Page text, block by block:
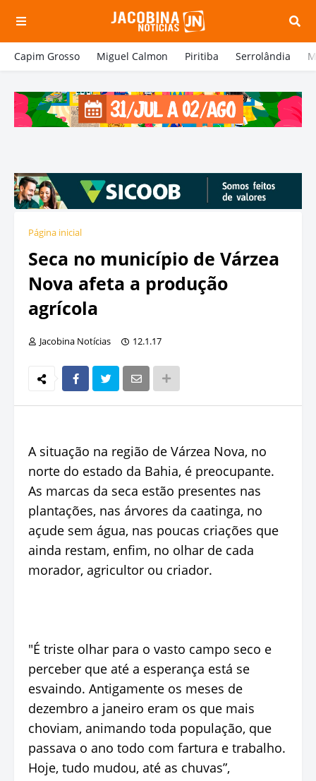
Capim Grosso Miguel Calmon Piritiba Serrolândia
Página inicial
Seca no município de Várzea
Nova afeta a produção
agrícola
Jacobina Notícias 12.1.17
A situação na região de Várzea Nova, no
norte do estado da Bahia, é preocupante.
As marcas da seca estão presentes nas
plantações, nas árvores da caatinga, no
açude sem água, nas poucas criações que
ainda restam, enfim, no olhar de cada
morador, agricultor ou criador.
"É triste olhar para o vasto campo seco e
perceber que até a esperança está se
esvaindo. Antigamente os meses de
dezembro a janeiro eram os que mais
choviam, animando toda população, que
passava o ano todo com fartura e trabalho.
Hoje, tudo mudou, até as chuvas”,